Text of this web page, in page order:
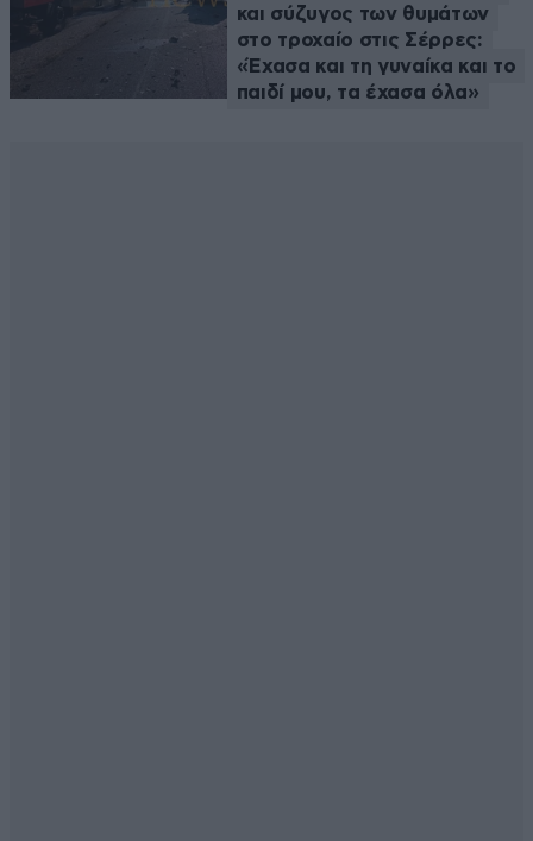
και σύζυγος των θυμάτων
στο τροχαίο στις Σέρρες:
«Έχασα και τη γυναίκα και το
παιδί μου, τα έχασα όλα»